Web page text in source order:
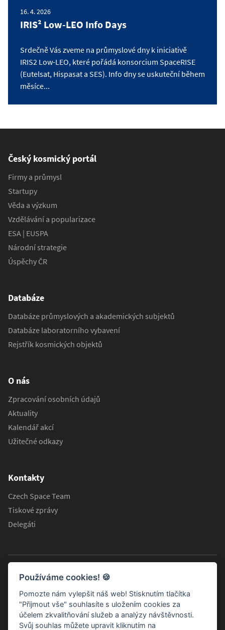
16. 4. 2026
IRIS² Low-LEO Info Days
Srdečně Vás zveme na průmyslové dny k iniciativě
IRIS2 Low-LEO, které pořádá konsorcium SpaceRISE
(Eutelsat, Hispasat a SES). Info dny se uskuteční během
měsíce...
Český kosmický portál
Firmy a průmysl
Startupy
Věda a výzkum
Vzdělávání a popularizace
ESA | EUSPA
Národní strategie
Úspěchy ČR
Databáze
Databáze průmyslových a akademických subjektů
Databáze laboratorního vybavení
Rejstřík kosmických objektů
O nás
Zpracování osobních údajů
Aktuality
Kalendář akcí
Užitečné odkazy
Kontakty
Czech Space Team
Tiskové zprávy
Delegáti
Používáme cookies! 🍪
Pomozte nám vylepšit náš web! Stisknutím tlačítka
"Přijmout vše" souhlasíte s uložením cookies za
účelem zkvalitňování služeb a analýzy návštěvnosti.
Svůj souhlas můžete upravit kliknutím na